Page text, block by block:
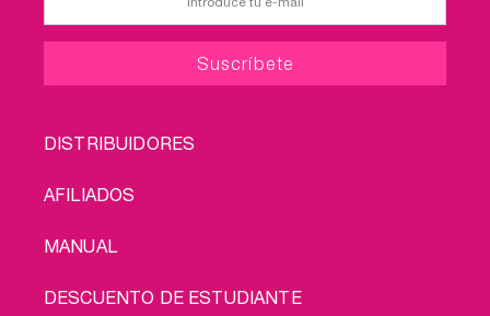
FOOTER
DISTRIBUIDORES
AFILIADOS
MANUAL
DESCUENTO DE ESTUDIANTE